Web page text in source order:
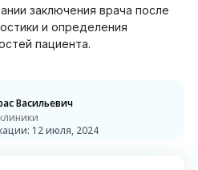
заключения врача после
и определения
пациента.
Васильевич
12 июля, 2024